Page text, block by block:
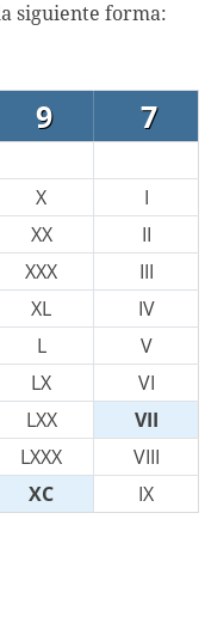
siguiente forma:
9 7
X
I
XX
II
XXX
III
XL
IV
L
V
LX
VI
LXX
VII
LXXX
VIII
XC IX